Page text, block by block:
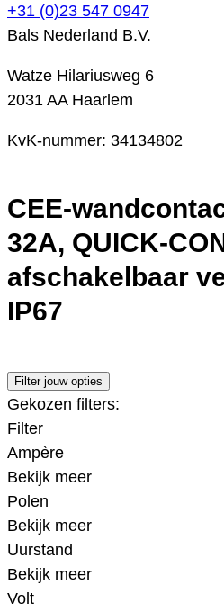
+31 (0)23 547 0947
Bals Nederland B.V.
Watze Hilariusweg 6
2031 AA Haarlem
KvK-nummer: 34134802
CEE-
32A, QUICK-
afschakelbaar
IP67
Filter jouw opties
Gekozen filters:
Filter
Ampère
Bekijk meer
Polen
Bekijk meer
Uurstand
Bekijk meer
Volt